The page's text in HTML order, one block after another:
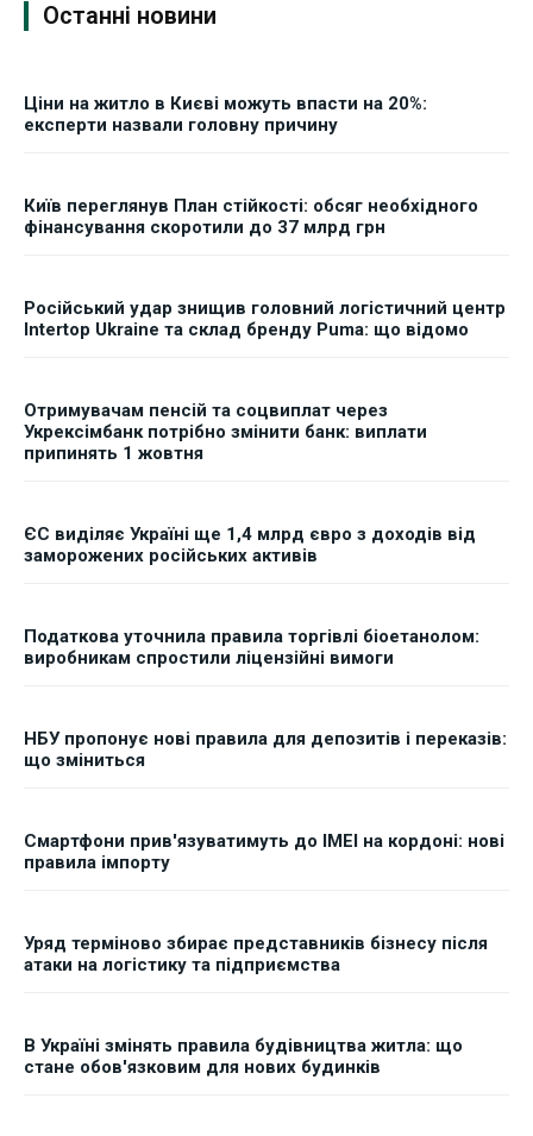
Останні новини
Ціни на житло в Києві можуть впасти на 20%:
експерти назвали головну причину
Київ переглянув План стійкості: обсяг необхідного
фінансування скоротили до 37 млрд грн
Російський удар знищив головний логістичний центр
Intertop Ukraine та склад бренду Puma: що відомо
Отримувачам пенсій та соцвиплат через
Укрексімбанк потрібно змінити банк: виплати
припинять 1 жовтня
ЄС виділяє Україні ще 1,4 млрд євро з доходів від
заморожених російських активів
Податкова уточнила правила торгівлі біоетанолом:
виробникам спростили ліцензійні вимоги
НБУ пропонує нові правила для депозитів і переказів:
що зміниться
Смартфони прив'язуватимуть до IMEI на кордоні: нові
правила імпорту
Уряд терміново збирає представників бізнесу після
атаки на логістику та підприємства
В Україні змінять правила будівництва житла: що
стане обов'язковим для нових будинків